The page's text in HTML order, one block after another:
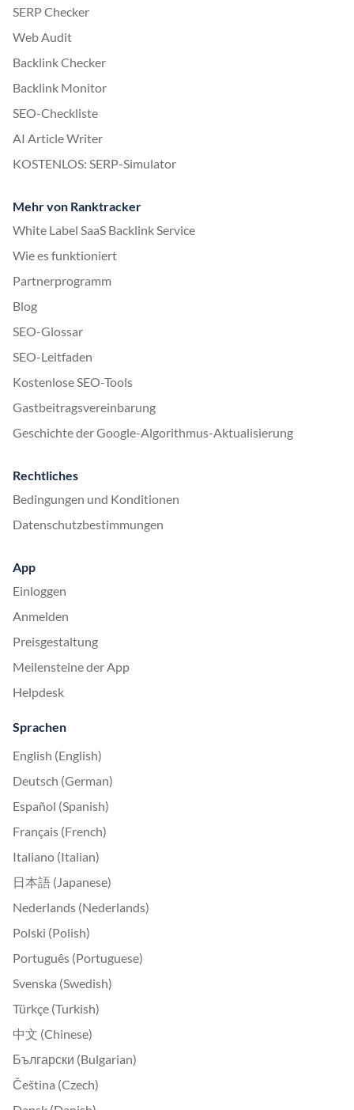
SERP Checker
Web Audit
Backlink Checker
Backlink Monitor
SEO-Checkliste
AI Article Writer
KOSTENLOS: SERP-Simulator
Mehr von Ranktracker
White Label SaaS Backlink Service
Wie es funktioniert
Partnerprogramm
Blog
SEO-Glossar
SEO-Leitfaden
Kostenlose SEO-Tools
Gastbeitragsvereinbarung
Geschichte der Google-Algorithmus-Aktualisierung
Rechtliches
Bedingungen und Konditionen
Datenschutzbestimmungen
App
Einloggen
Anmelden
Preisgestaltung
Meilensteine der App
Helpdesk
Sprachen
English (English)
Deutsch (German)
Español (Spanish)
Français (French)
Italiano (Italian)
日本語 (Japanese)
Nederlands (Nederlands)
Polski (Polish)
Português (Portuguese)
Svenska (Swedish)
Türkçe (Turkish)
中文 (Chinese)
Български (Bulgarian)
Čeština (Czech)